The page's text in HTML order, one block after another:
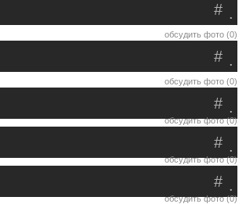
.
#
обсудить фото (0)
.
#
обсудить фото (0)
.
#
обсудить фото (0)
.
#
обсудить фото (0)
.
#
обсудить фото (0)